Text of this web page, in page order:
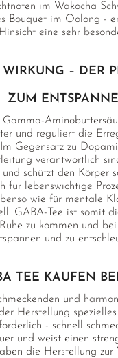
im Wakocha
Bouquet im Oolong -
eine sehr
– DER
ZUM
Gamma-
und reguliert die
Gegensatz zu
verantwortlich
schützt den Körper
für lebenswichtige
wie für mentale
GABA-Tee ist somit
zu kommen und bei
und zu
TEE KAUFEN
und
Herstellung
- schnell
und weist einen
die Herstellung zur